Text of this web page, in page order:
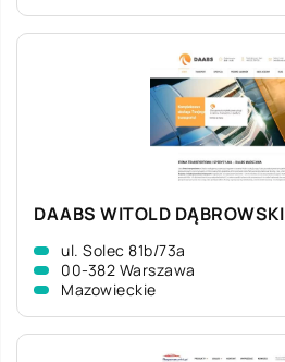
DAABS WITOLD DĄBROWSKI
ul. Solec 81b/73a
00-382 Warszawa
Mazowieckie